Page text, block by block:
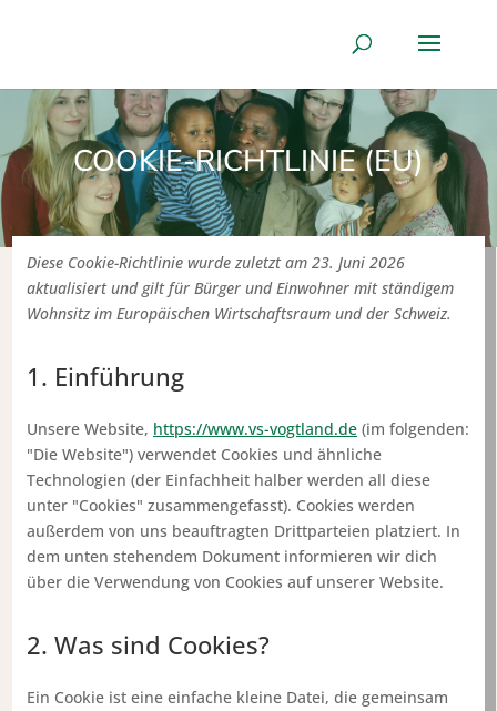
COOKIE-RICHTLINIE (EU)
Diese Cookie-Richtlinie wurde zuletzt am 23. Juni 2026
aktualisiert und gilt für Bürger und Einwohner mit ständigem
Wohnsitz im Europäischen Wirtschaftsraum und der Schweiz.
1. Einführung
Unsere Website, https://www.vs-vogtland.de(im folgenden:
"Die Website") verwendet Cookies und ähnliche
Technologien (der Einfachheit halber werden all diese
unter "Cookies" zusammengefasst). Cookies werden
außerdem von uns beauftragten Drittparteien platziert. In
dem unten stehendem Dokument informieren wir dich
über die Verwendung von Cookies auf unserer Website.
2. Was sind Cookies?
Ein Cookie ist eine einfache kleine Datei, die gemeinsam